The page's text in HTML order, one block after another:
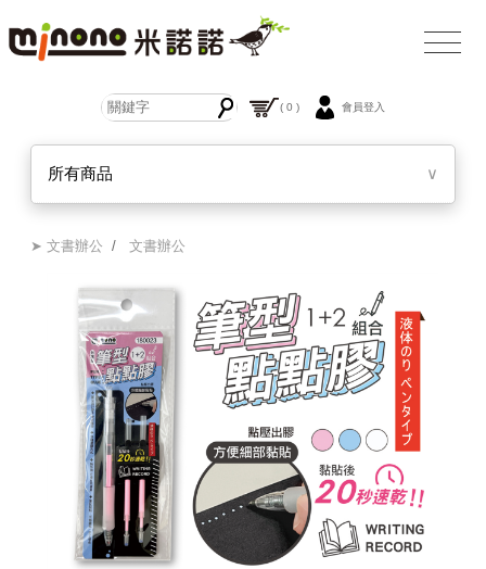
( 0 ) 會員登入
所有商品 ∨
➤ 文書辦公 /文書辦公